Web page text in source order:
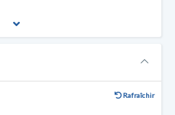
Rafraîchir